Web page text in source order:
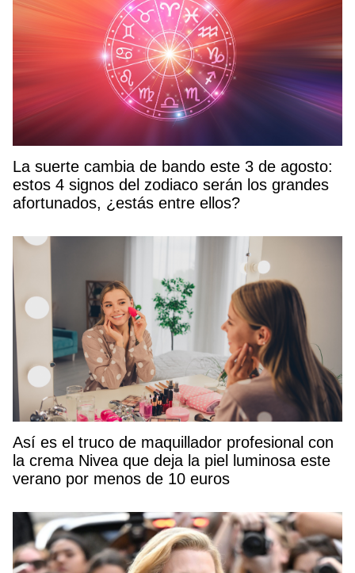
La suerte cambia de bando este 3 de agosto:
estos 4 signos del zodiaco serán los grandes
afortunados, ¿estás entre ellos?
Así es el truco de maquillador profesional con
la crema Nivea que deja la piel luminosa este
verano por menos de 10 euros